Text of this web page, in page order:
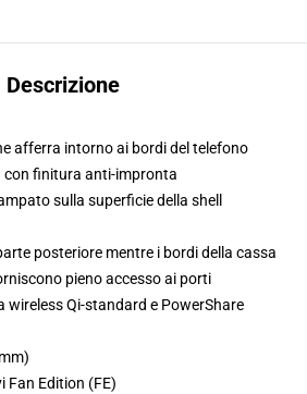
Descrizione
afferra intorno ai bordi del telefono
con finitura anti-impronta
sulla superficie della shell
posteriore mentre i bordi della cassa
pieno accesso ai porti
wireless Qi-standard e PowerShare
Fan Edition (FE)